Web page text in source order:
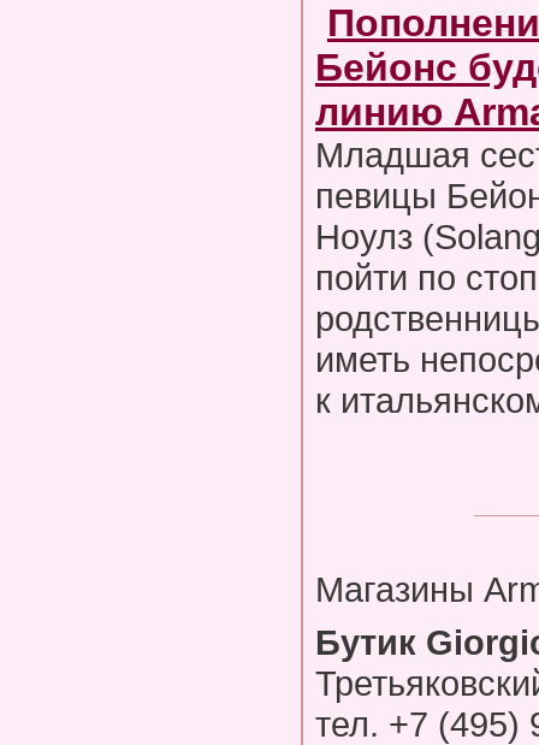
Бейонс
линию
Младшая
певицы
Ноулз
пойти по
иметь
к
Магазины
Бутик
тел. +7 (495)